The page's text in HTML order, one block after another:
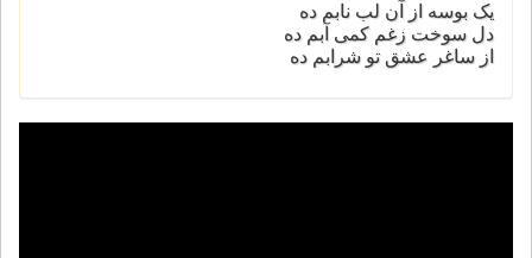
یک بوسه از آن لب نابم ده
دل سوخت زغم کمی آبم ده
از ساغر عشق تو شرابم ده